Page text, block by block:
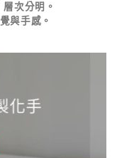
次分明。
與手感。
化手